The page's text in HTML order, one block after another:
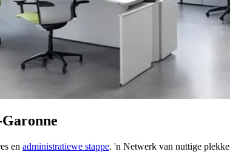
en administratiewe stappe. 'n Netwerk van nuttige